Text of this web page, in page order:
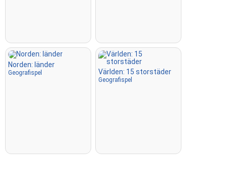
Norden: länder
Geografispel Världen: 15 storstäder
Geografispel